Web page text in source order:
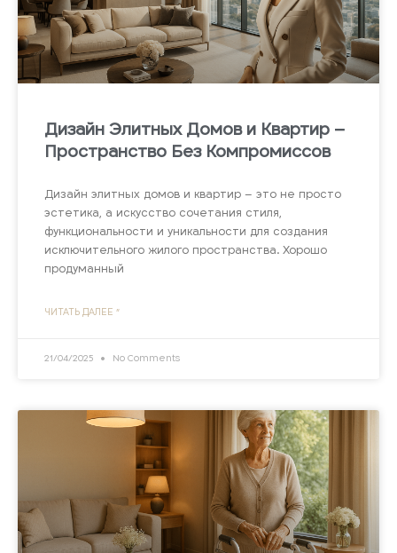
Дизайн Элитных Домов и Квартир –
Пространство Без Компромиссов
Дизайн элитных домов и квартир – это не просто
эстетика, а искусство сочетания стиля,
функциональности и уникальности для создания
исключительного жилого пространства. Хорошо
продуманный
ЧИТАТЬ ДАЛЕЕ "
21/04/2025 No Comments